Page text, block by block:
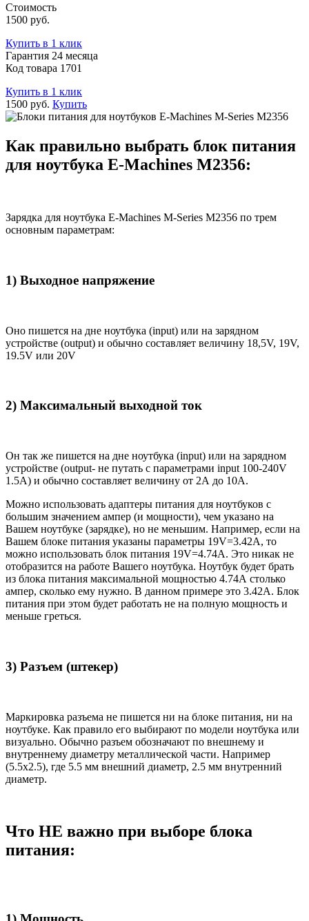
Стоимость
1500 руб.
Купить в 1 клик
Гарантия 24 месяца
Код товара 1701
Купить в 1 клик
1500 руб. Купить
Как правильно выбрать блок питания
для ноутбука E-Machines M2356:
Зарядка для ноутбука E-Machines M-Series M2356 по трем
основным параметрам:
1) Выходное напряжение
Оно пишется на дне ноутбука (input) или на зарядном
устройстве (output) и обычно составляет величину 18,5V, 19V,
19.5V или 20V
2) Максимальный выходной ток
Он так же пишется на дне ноутбука (input) или на зарядном
устройстве (output- не путать с параметрами input 100-240V
1.5A) и обычно составляет величину от 2А до 10A.
Можно использовать адаптеры питания для ноутбуков с
большим значением ампер (и мощности), чем указано на
Вашем ноутбуке (зарядке), но не меньшим. Например, если на
Вашем блоке питания указаны параметры 19V=3.42A, то
можно использовать блок питания 19V=4.74A. Это никак не
отобразится на работе Вашего ноутбука. Ноутбук будет брать
из блока питания максимальной мощностью 4.74А столько
ампер, сколько ему нужно. В данном примере это 3.42А. Блок
питания при этом будет работать не на полную мощность и
меньше греться.
3) Разъем (штекер)
Маркировка разъема не пишется ни на блоке питания, ни на
ноутбуке. Как правило его выбирают по модели ноутбука или
визуально. Обычно разъем обозначают по внешнему и
внутреннему диаметру металлической части. Например
(5.5x2.5), где 5.5 мм внешний диаметр, 2.5 мм внутренний
диаметр.
Что НЕ важно при выборе блока
питания: